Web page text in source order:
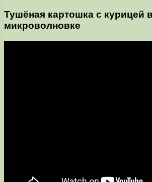
Тушёная картошка с курицей в
микроволновке